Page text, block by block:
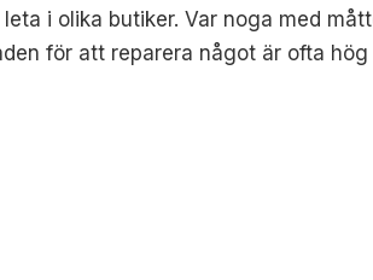
i olika butiker. Var noga med
för att reparera något är ofta hög